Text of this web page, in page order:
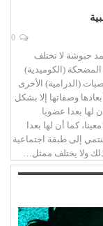
حبوشة لا تختلف
(الكوميدية)
(الدرامية) الأخرى
وصفاتها إلا بشكل
لها بعدا عضويا
كما أن لها بعدا
إلى طبقة اجتماعية
ولا يختلف ممثل…